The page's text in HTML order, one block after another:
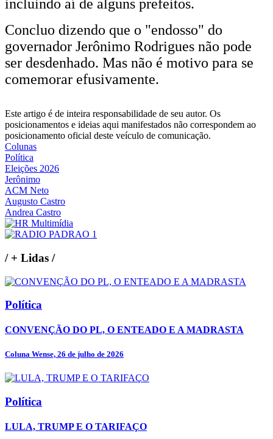
incluindo aí de alguns prefeitos.
Concluo dizendo que o "endosso" do
governador Jerônimo Rodrigues não pode
ser desdenhado. Mas não é motivo para se
comemorar efusivamente.
Este artigo é de inteira responsabilidade de seu autor. Os
posicionamentos e ideias aqui manifestados não correspondem ao
posicionamento oficial deste veículo de comunicação.
Colunas
Política
Eleições 2026
Jerônimo
ACM Neto
Augusto Castro
Andrea Castro
/+ Lidas /
Política
CONVENÇÃO DO PL, O ENTEADO E A MADRASTA
Coluna Wense, 26 de julho de 2026
Política
LULA, TRUMP E O TARIFAÇO